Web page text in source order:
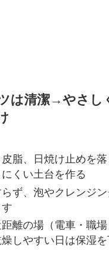
は清潔→やさし
脂、日焼け止めを
くい土台を作る
ず、泡やクレンジ
離の場（電車・職
しやすい日は保湿